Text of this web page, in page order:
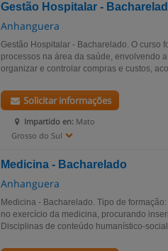
Gestão Hospitalar -
Anhanguera
Gestão Hospitalar - Bacharelado. O curso
processos na área da saúde, envolvendo
organizar e controlar compras e custos,
Impartido en: Mato
Grosso do Sul
Solicitar informações
Medicina - Bacharelado
Anhanguera
Medicina - Bacharelado. Tipo de
no exercício da medicina, procurando
Disciplinas de conteúdo humanístico-